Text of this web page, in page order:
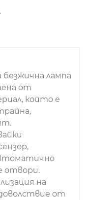
лампа
от
който е
отвори.
на
от